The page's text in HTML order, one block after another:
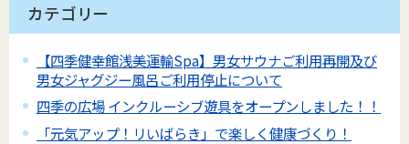
カテゴリー
【四季健幸館浅美運輸Spa】男女サウナご利用再開及び
男女ジャグジー風呂ご利用停止について
四季の広場 インクルーシブ遊具をオープンしました！！
「元気アップ！リいばらき」で楽しく健康づくり！